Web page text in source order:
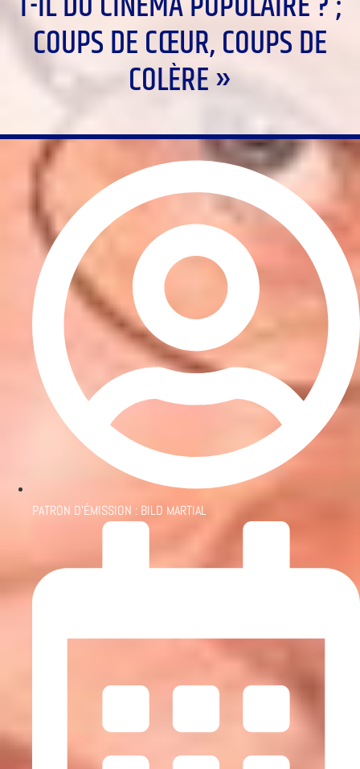
COUPS DE CŒUR, COUPS DE
COLÈRE »
PATRON D'ÉMISSION : BILD MARTIAL